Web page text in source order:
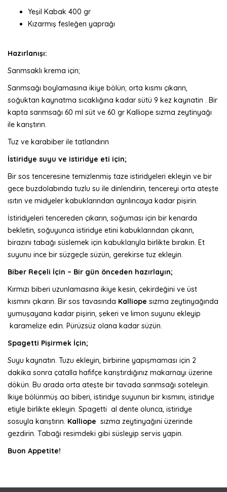
Yeşil Kabak 400 gr
Kızarmış fesleğen yaprağı
Hazırlanışı:
Sarımsaklı krema için;
Sarımsağı boylamasına ikiye bölün; orta kısmı çıkarın,
soğuktan kaynatma sıcaklığına kadar sütü 9 kez kaynatin . Bir
kapta sarımsağı 60 ml süt ve 60 gr Kalliope sızma zeytinyağı
ile karıştırın.
Tuz ve karabiber ile tatlandırın
İstiridye suyu ve istiridye eti için;
Bir sos tenceresine temizlenmiş taze istiridyeleri ekleyin ve bir
gece buzdolabında tuzlu su ile dinlendirin, tencereyi orta ateşte
ısıtın ve midyeler kabuklarından ayrılıncaya kadar pişirin.
İstiridyeleri tencereden çıkarın, soğuması için bir kenarda
bekletin, soğuyunca istiridye etini kabuklarından çıkarın,
birazını tabağı süslemek için kabuklarıyla birlikte bırakın. Et
suyunu ince bir süzgeçle süzün, gerekirse tuz ekleyin.
Biber Reçeli İçin – Bir gün önceden hazırlayın;
Kırmızı biberi uzunlamasına ikiye kesin, çekirdeğini ve üst
kısmını çıkarın. Bir sos tavasında Kalliope sızma zeytinyağında
yumuşayana kadar pişirin, şekeri ve limon suyunu ekleyip
karamelize edin. Pürüzsüz olana kadar süzün.
Spagetti Pişirmek İçin;
Suyu kaynatın. Tuzu ekleyin, birbirine yapışmaması için 2
dakika sonra çatalla hafifçe karıştırdığınız makarnayı üzerine
dökün. Bu arada orta ateşte bir tavada sarımsağı soteleyin.
Ikiye bölünmüş acı biberi, istiridye suyunun bir kısmını, istiridye
etiyle birlikte ekleyin. Spagetti al dente olunca, istiridye
sosuyla karıştırın. Kalliope sızma zeytinyağıni üzerinde
gezdirin. Tabaği resimdeki gibi süsleyip servis yapin.
Buon Appetite!